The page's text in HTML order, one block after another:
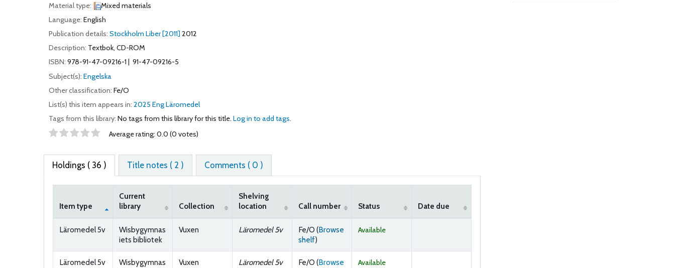
Material type:
Mixed materials
Language: English
Publication details: Stockholm Liber[2011] 2012
Description: Textbok, CD-ROM
ISBN: 978-91-47-09216-1
91-47-09216-5
Subject(s): Engelska
Other classification: Fe/O
List(s) this item appears in: 2025 Eng Läromedel
Tags from this library: No tags from this library for this title. Log in to add tags.
Star ratings Average rating: 0.0 (0 votes)
Holdings ( 36 ) Title notes ( 2 ) Comments ( 0 )
Item type
Current
library
Collection
Shelving
location
Call number Status Date due
Läromedel 5v
Wisbygymnas
iets bibliotek
Vuxen Läromedel 5v Fe/O (Browse
shelf(Opens below)
)
Available
Läromedel 5v
Wisbygymnas
Vuxen Läromedel 5v Fe/O (Browse
Available